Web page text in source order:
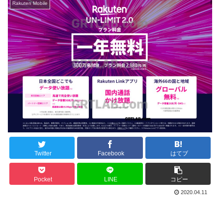
Rakuten Mobile
Twitter Facebook はてブ
Pocket LINE コピー
2020.04.11